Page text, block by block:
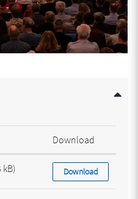
Download
kB) Download